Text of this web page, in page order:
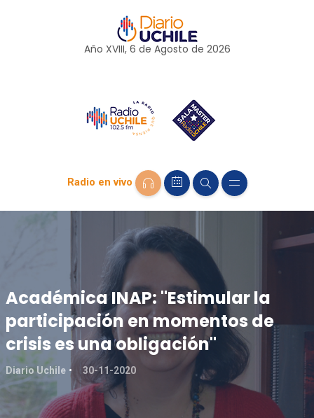
Año XVIII, 6 de Agosto de 2026
Radio en vivo
Académica INAP: "Estimular la
participación en momentos de
crisis es una obligación"
Diario Uchile 30-11-2020